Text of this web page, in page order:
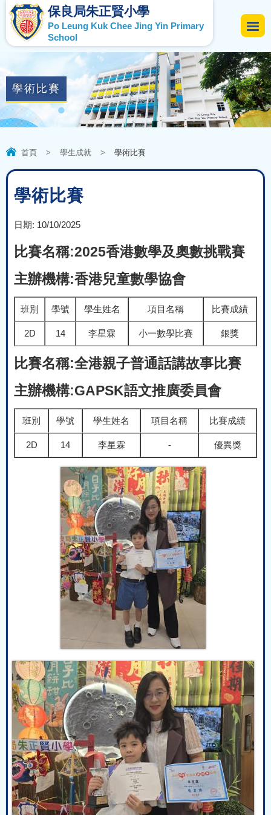
保良局朱正賢小學
Po Leung Kuk Chee Jing Yin Primary
School
學術比賽
首頁 > 學生成就 > 學術比賽
學術比賽
日期: 10/10/2025
比賽名稱:2025香港數學及奧數挑戰賽
主辦機構:香港兒童數學協會
班別 學號 學生姓名 項目名稱 比賽成績
2D 14 李星霖 小一數學比賽 銀獎
比賽名稱:全港親子普通話講故事比賽
主辦機構:GAPSK語文推廣委員會
班別 學號 學生姓名 項目名稱 比賽成績
2D 14 李星霖 - 優異獎